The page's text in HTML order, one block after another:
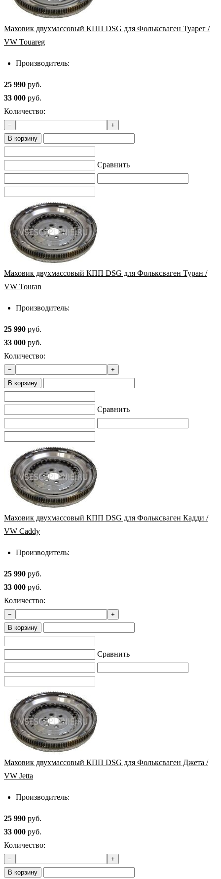
Маховик двухмассовый КПП DSG для Фольксваген Туарег /
VW Touareg
Производитель:
25 990 руб.
33 000 руб.
Количество:
−
+
В корзину
Сравнить
Маховик двухмассовый КПП DSG для Фольксваген Туран /
VW Touran
Производитель:
25 990 руб.
33 000 руб.
Количество:
−
+
В корзину
Сравнить
Маховик двухмассовый КПП DSG для Фольксваген Кадди /
VW Caddy
Производитель:
25 990 руб.
33 000 руб.
Количество:
−
+
В корзину
Сравнить
Маховик двухмассовый КПП DSG для Фольксваген Джета /
VW Jetta
Производитель:
25 990 руб.
33 000 руб.
Количество:
−
+
В корзину